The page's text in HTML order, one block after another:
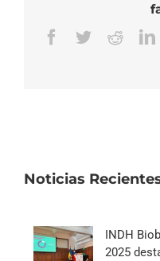
Facebook
TwitterReddit
Noticias
INDH
2025